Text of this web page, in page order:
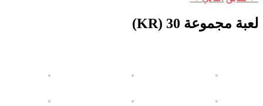
لعبة مجموعة 30 (KR)